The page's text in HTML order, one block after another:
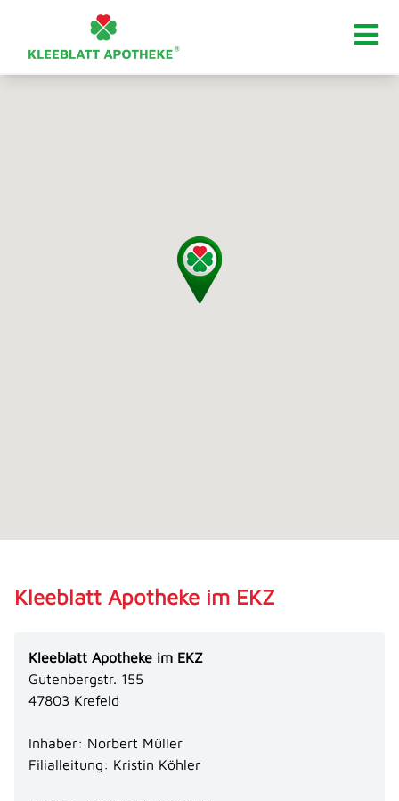
Kleeblatt Apotheke im EKZ
Kleeblatt Apotheke im EKZ
Gutenbergstr. 155
47803 Krefeld
Inhaber: Norbert Müller
Filialleitung: Kristin Köhler